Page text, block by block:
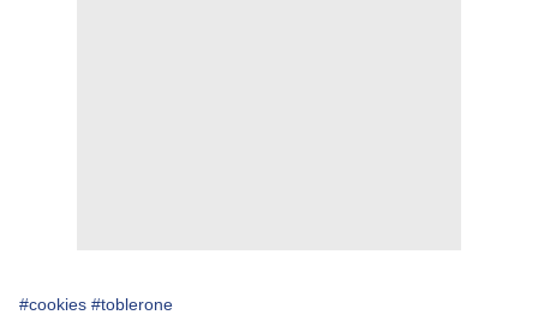
#cookies #toblerone